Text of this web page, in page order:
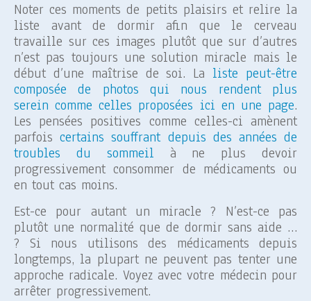
Noter ces moments de petits plaisirs et relire la
liste avant de dormir afin que le cerveau
travaille sur ces images plutôt que sur d’autres
n’est pas toujours une solution miracle mais le
début d’une maîtrise de soi. La liste peut-être
composée de photos qui nous rendent plus
serein comme celles proposées ici en une page.
Les pensées positives comme celles-ci amènent
parfoiscertains souffrant depuis des années de
troubles du sommeil à ne plus devoir
progressivement consommer de médicaments ou
en tout cas moins.
Est-ce pour autant un miracle ? N’est-ce pas
plutôt une normalité que de dormir sans aide …
? Si nous utilisons des médicaments depuis
longtemps, la plupart ne peuvent pas tenter une
approche radicale. Voyez avec votre médecin pour
arrêter progressivement.